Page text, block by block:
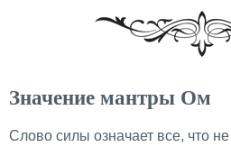
Значение мантры Ом
Слово силы означает все, что